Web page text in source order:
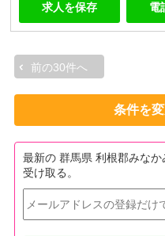
求人を保存 電
前の30件へ
条件を
最新の 群馬県 利根郡みな
受け取る。